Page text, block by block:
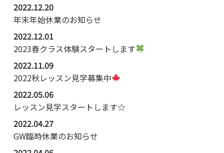
2022.12.20
年末年始休業のお知らせ
2022.12.01
2023春クラス体験スタートします
2022.11.09
2022秋レッスン見学募集中
2022.05.06
レッスン見学スタートします☆
2022.04.27
GW臨時休業のお知らせ